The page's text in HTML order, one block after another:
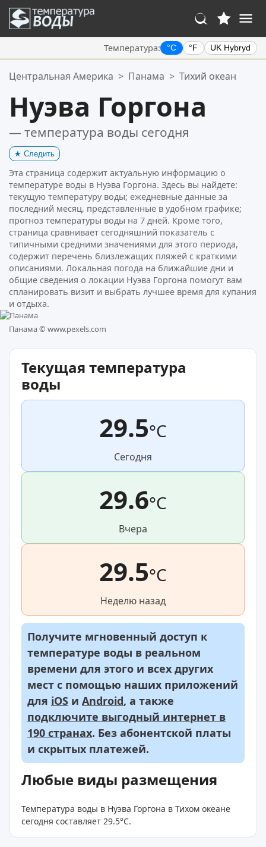
Температура: °C °F UK Hybryd
Ваше избранное:
Центральная Америка > Панама > Тихий океан
Нуэва Горгона
— температура воды сегодня
★ Следить
Эта страница содержит актуальную информацию о
температуре воды в Нуэва Горгона. Здесь вы найдете:
текущую температуру воды; ежедневные данные за
последний месяц, представленные в удобном графике;
прогноз температуры воды на 7 дней. Кроме того,
страница сравнивает сегодняшний показатель с
типичными средними значениями для этого периода,
содержит перечень близлежащих пляжей с краткими
описаниями. Локальная погода на ближайшие дни и
общие сведения о локации Нуэва Горгона помогут вам
спланировать визит и выбрать лучшее время для купания
и отдыха.
Панама © www.pexels.com
Текущая температура
воды
29.5°C
Сегодня
29.6°C
Вчера
29.5°C
Неделю назад
Получите мгновенный доступ к
температуре воды в реальном
времени для этого и всех других
мест с помощью наших приложений
для iOS и Android, а также
подключите выгодный интернет в
190 странах. Без абонентской платы
и скрытых платежей.
Любые виды размещения
Температура воды в Нуэва Горгона в Тихом океане
сегодня составляет 29.5°C.